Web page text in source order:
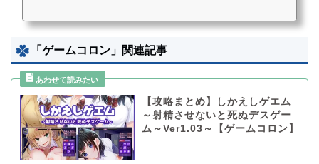
「ゲームコロン」関連記事
【攻略まとめ】しかえしゲエム
～射精させないと死ぬデスゲー
ム～Ver1.03～【ゲームコロン】